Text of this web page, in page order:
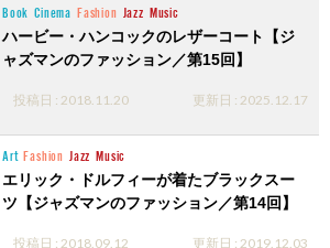
Book Cinema Fashion Jazz Music
ハービー・ハンコックのレザーコート【ジ
ャズマンのファッション／第15回】
投稿日 : 2018.11.20 更新日 : 2025.12.17
Art Fashion Jazz Music
エリック・ドルフィーが着たブラックスー
ツ【ジャズマンのファッション／第14回】
投稿日 : 2018.09.12 更新日 : 2019.12.03